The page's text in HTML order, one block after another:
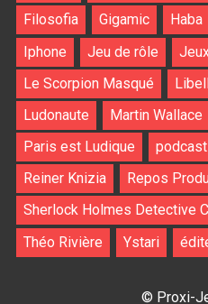
Filosofia
Gigamic Haba
Iphone
Jeu de rôle
Le Scorpion Masqué
Ludonaute
Martin Wallace
Paris est Ludique
podcast
Reiner Knizia
Repos
Sherlock Holmes Detective
Théo Rivière
Ystari
© Proxi-